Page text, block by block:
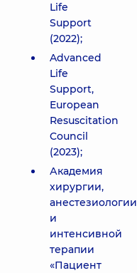
Life
Support
(2022);
Advanced
Life
Support,
European
Resuscitation
Council
(2023);
Академия
хирургии,
анестезиологии
и
интенсивной
терапии
«Пациент